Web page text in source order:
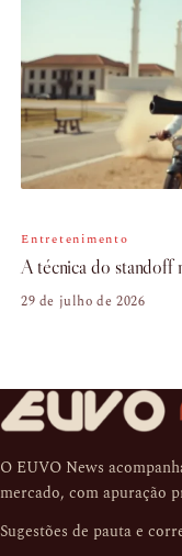
Entretenimento
A técnica do standoff
29 de julho de 2026
O EUVO News
mercado, com apuração
Sugestões de pauta e